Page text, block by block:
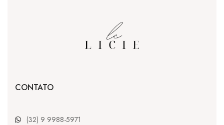
CONTATO
(32) 9 9988-5971